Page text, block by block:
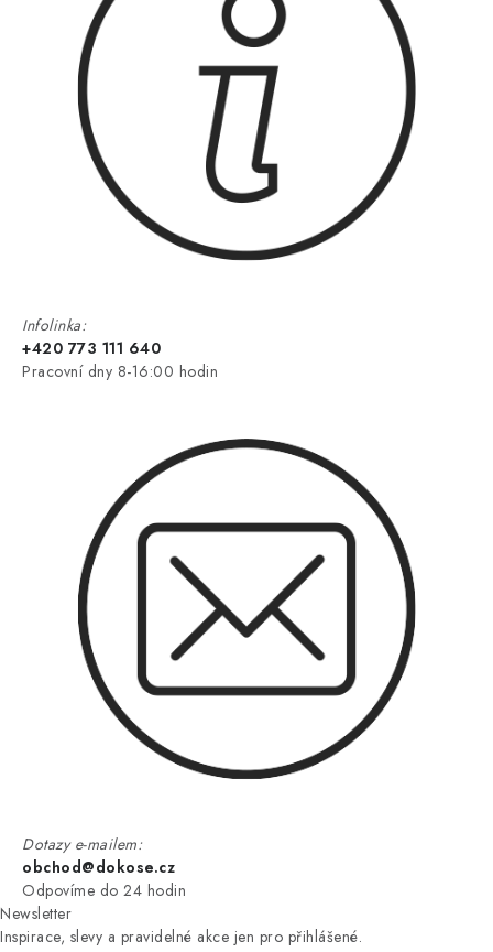
Infolinka:
+420 773 111 640
Pracovní dny 8-16:00 hodin
Dotazy e-mailem:
obchod@dokose.cz
Odpovíme do 24 hodin
Newsletter
Inspirace, slevy a pravidelné akce jen pro přihlášené.